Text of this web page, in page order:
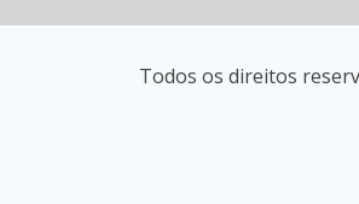
Todos os direitos